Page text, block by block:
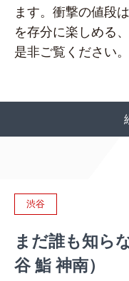
ます。衝撃の値段
を存分に楽しめる
是非ご覧ください
渋谷
まだ誰も知ら
谷 鮨 神南）